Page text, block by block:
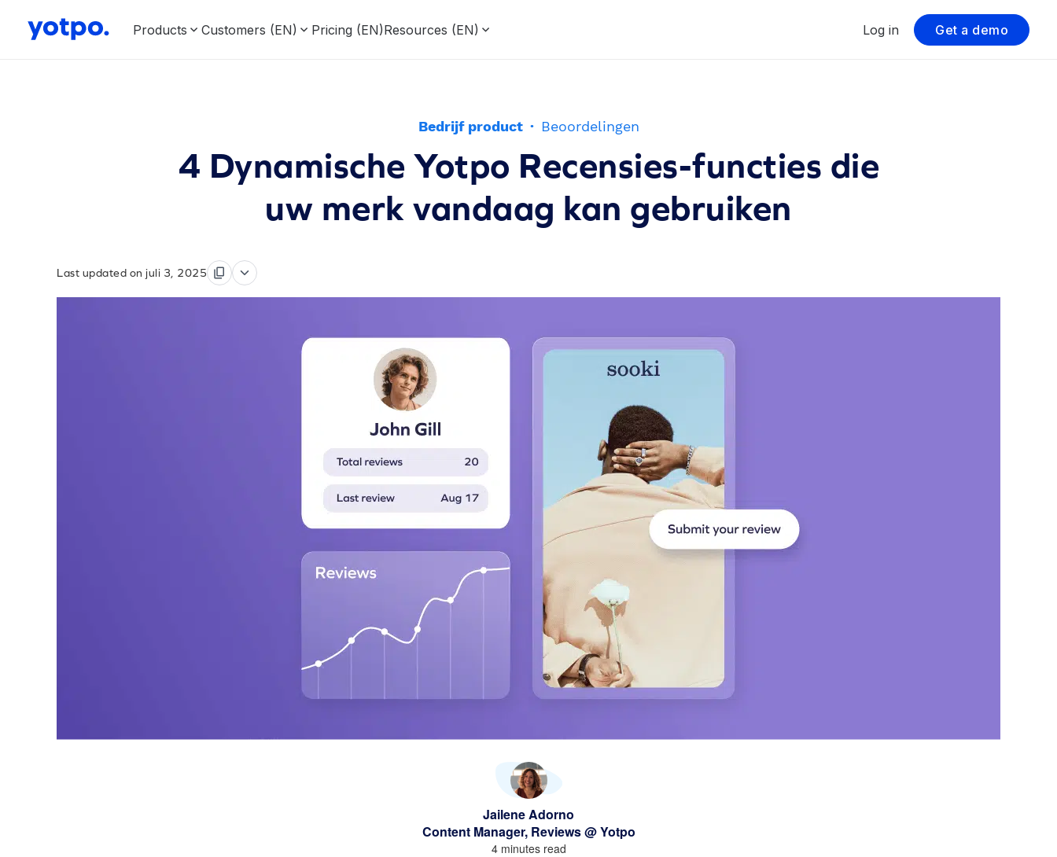
Products Customers (EN) Pricing (EN)Resources (EN) Log in Get a demo
Bedrijf product · Beoordelingen
4 Dynamische Yotpo Recensies-functies die
uw merk vandaag kan gebruiken
Last updated on juli 3, 2025
Jailene Adorno
Content Manager, Reviews @ Yotpo
4 minutes read